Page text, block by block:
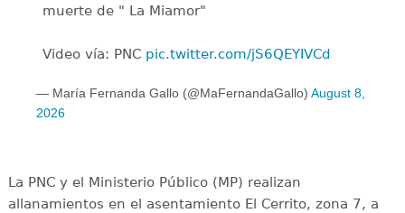
muerte de " La Miamor"
Video vía: PNC pic.twitter.com/jS6QEYIVCd
— María Fernanda Gallo (@MaFernandaGallo) August 8,
2026
La PNC y el Ministerio Público (MP) realizan
allanamientos en el asentamiento El Cerrito, zona 7, a